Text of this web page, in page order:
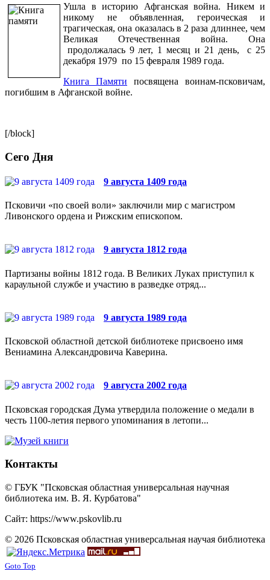
Ушла в историю Афганская война. Никем и
никому не объявленная, героическая и
трагическая, она оказалась в 2 раза длиннее, чем
Великая Отечественная война. Она
продолжалась 9 лет, 1 месяц и 21 день, с 25
декабря 1979 по 15 февраля 1989 года.
Книга Памяти посвящена воинам-псковичам,
погибшим в Афганской войне.
[/block]
Сего Дня
9 августа 1409 года
Псковичи «по своей воли» заключили мир с магистром
Ливонского ордена и Рижским епископом.
9 августа 1812 года
Партизаны войны 1812 года. В Великих Луках приступил к
караульной службе и участию в разведке отряд...
9 августа 1989 года
Псковской областной детской библиотеке присвоено имя
Вениамина Александровича Каверина.
9 августа 2002 года
Псковская городская Дума утвердила положение о медали в
честь 1100-летия первого упоминания в летопи...
Контакты
© ГБУК "Псковская областная универсальная научная
библиотека им. В. Я. Курбатова"
Сайт: https://www.pskovlib.ru
© 2026 Псковская областная универсальная научая библиотека
Goto Top